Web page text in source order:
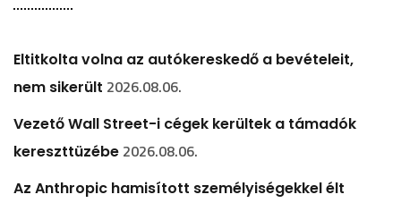
Eltitkolta volna az autókereskedő a bevételeit,
nem sikerült 2026.08.06.
Vezető Wall Street-i cégek kerültek a támadók
kereszttüzébe 2026.08.06.
Az Anthropic hamisított személyiségekkel élt